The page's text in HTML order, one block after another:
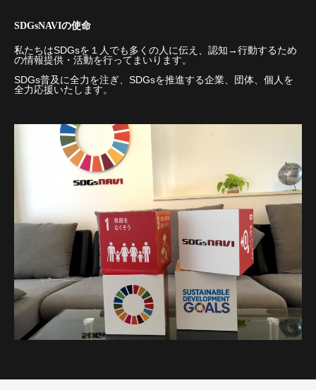
SDGsNAVIの使命
私たちはSDGsを１人でも多くの人に伝え、認知→行動するため
の情報提供・活動を行ってまいります。
SDGs普及に全力を注ぎ、SDGsを推進する企業、団体、個人を
全力応援いたします。